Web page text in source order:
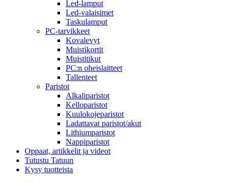
Led-lamput
Led-valaisimet
Taskulamput
PC-tarvikkeet
Kovalevyt
Muistikortit
Muistitikut
PC:n oheislaitteet
Tallenteet
Paristot
Alkaliparistot
Kelloparistot
Kuulokojeparistot
Ladattavat paristot/akut
Lithiumparistot
Nappiparistot
Oppaat, artikkelit ja videot
Tutustu Tatuun
Kysy tuotteista